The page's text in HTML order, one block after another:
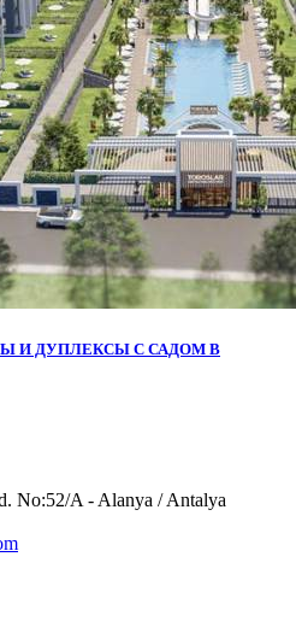
И ДУПЛЕКСЫ С САДОМ В
No:52/A - Alanya / Antalya